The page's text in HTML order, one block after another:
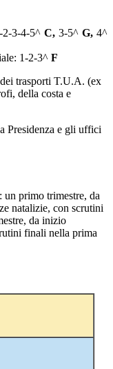
2-3-4-5^ C, 3-5^ G, 4^
1-2-3^ F
trasporti T.U.A. (ex
della costa e
Presidenza e gli uffici
primo trimestre, da
natalizie, con scrutini
da inizio
finali nella prima